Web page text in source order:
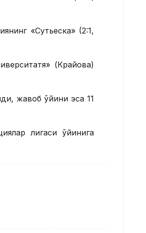
«Сутьеска» (2:1,
(Крайова)
жавоб ўйини эса 11
лигаси ўйинига